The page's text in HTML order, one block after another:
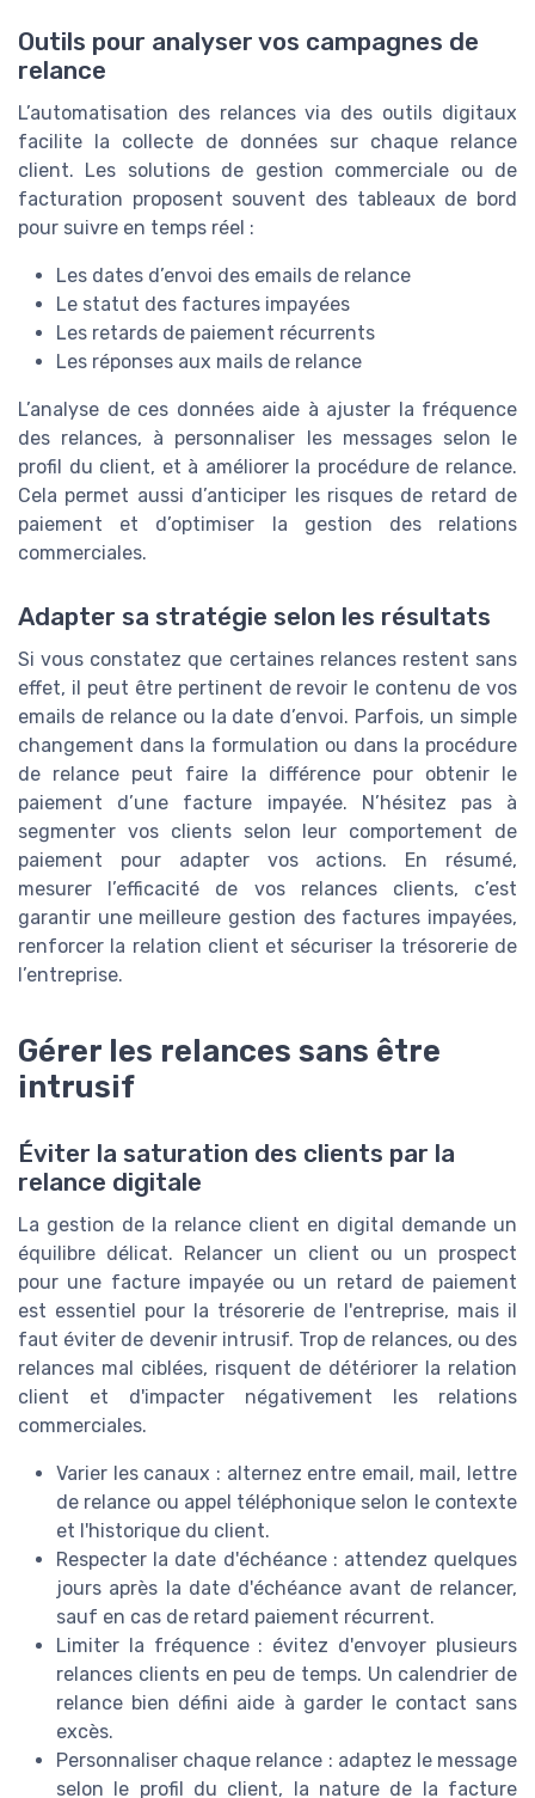
Outils pour analyser vos campagnes de
relance
L’automatisation des relances via des outils digitaux
facilite la collecte de données sur chaque relance
client. Les solutions de gestion commerciale ou de
facturation proposent souvent des tableaux de bord
pour suivre en temps réel :
Les dates d’envoi des emails de relance
Le statut des factures impayées
Les retards de paiement récurrents
Les réponses aux mails de relance
L’analyse de ces données aide à ajuster la fréquence
des relances, à personnaliser les messages selon le
profil du client, et à améliorer la procédure de relance.
Cela permet aussi d’anticiper les risques de retard de
paiement et d’optimiser la gestion des relations
commerciales.
Adapter sa stratégie selon les résultats
Si vous constatez que certaines relances restent sans
effet, il peut être pertinent de revoir le contenu de vos
emails de relance ou la date d’envoi. Parfois, un simple
changement dans la formulation ou dans la procédure
de relance peut faire la différence pour obtenir le
paiement d’une facture impayée. N’hésitez pas à
segmenter vos clients selon leur comportement de
paiement pour adapter vos actions. En résumé,
mesurer l’efficacité de vos relances clients, c’est
garantir une meilleure gestion des factures impayées,
renforcer la relation client et sécuriser la trésorerie de
l’entreprise.
Gérer les relances sans être
intrusif
Éviter la saturation des clients par la
relance digitale
La gestion de la relance client en digital demande un
équilibre délicat. Relancer un client ou un prospect
pour une facture impayée ou un retard de paiement
est essentiel pour la trésorerie de l'entreprise, mais il
faut éviter de devenir intrusif. Trop de relances, ou des
relances mal ciblées, risquent de détériorer la relation
client et d'impacter négativement les relations
commerciales.
Varier les canaux : alternez entre email, mail, lettre
de relance ou appel téléphonique selon le contexte
et l'historique du client.
Respecter la date d'échéance : attendez quelques
jours après la date d'échéance avant de relancer,
sauf en cas de retard paiement récurrent.
Limiter la fréquence : évitez d'envoyer plusieurs
relances clients en peu de temps. Un calendrier de
relance bien défini aide à garder le contact sans
excès.
Personnaliser chaque relance : adaptez le message
selon le profil du client, la nature de la facture